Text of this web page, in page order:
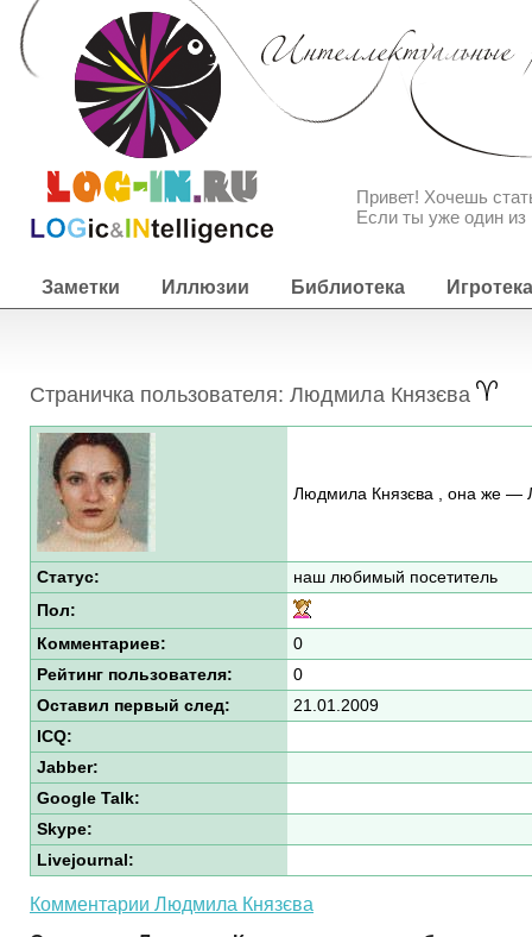
Привет! Хочешь
Если ты уже один из
Заметки Иллюзии Библиотека Игротека
Страничка пользователя: Людмила Князєва
Людмила Князєва , она же —
Статус:
наш любимый посетитель
Пол:
Комментариев:
0
Рейтинг пользователя:
0
Оставил первый след:
21.01.2009
ICQ:
Jabber:
Google Talk:
Skype:
Livejournal:
Комментарии Людмила Князєва